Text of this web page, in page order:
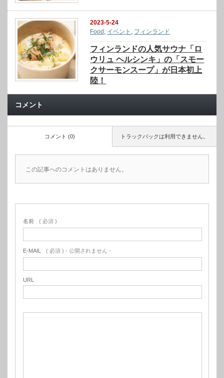
2023-5-24
Food イベント フィンランド
フィンランドの人気サウナ「ロ
ウリュ ヘルシンキ」の「スモー
クサーモンスープ」が日本初上
陸！
コメント
トラックバックは利用できません。
コメント (0)
この記事へのコメントはありません。
名前 ( 必須 )
E-MAIL ( 必須 ) - 公開されません -
URL